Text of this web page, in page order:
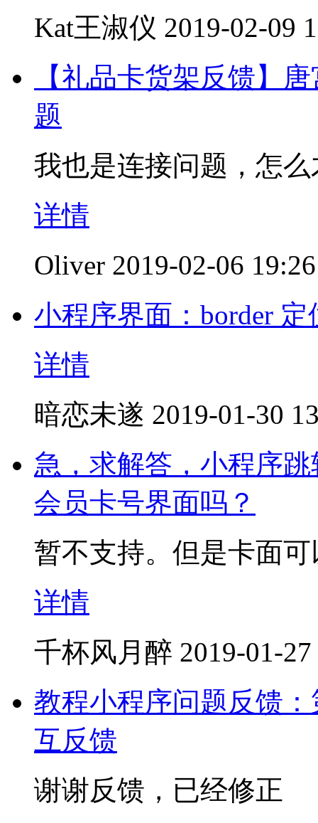
Kat王淑仪 2019-02-09
【礼品卡货架反馈】
题
我也是连接问题，怎
详情
Oliver 2019-02-06 19:26
小程序界面：border
详情
暗恋未遂 2019-01-30
急，求解答，小程序
会员卡号界面吗？
暂不支持。但是卡面
详情
千杯风月醉 2019-01-
教程小程序问题反馈
互反馈
谢谢反馈，已经修正